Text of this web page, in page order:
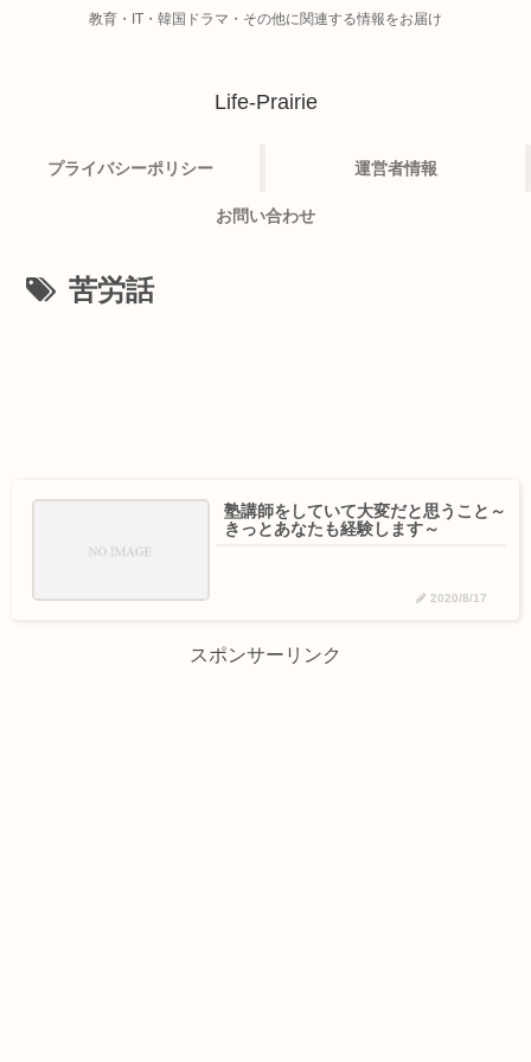
教育・IT・韓国ドラマ・その他に関連する情報をお届け
Life-Prairie
プライバシーポリシー 運営者情報
お問い合わせ
苦労話
塾講師をしていて大変だと思うこと～
きっとあなたも経験します～
2020/8/17
スポンサーリンク